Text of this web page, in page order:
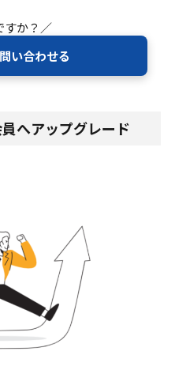
すか？／
い合わせる
へアップグレード